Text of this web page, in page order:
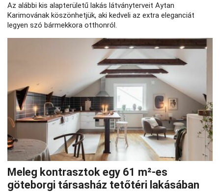
Az alábbi kis alapterületű lakás látványterveit Aytan
Karimovának köszönhetjük, aki kedveli az extra eleganciát
legyen szó bármekkora otthonról.
Meleg kontrasztok egy 61 m²-es
göteborgi társasház tetőtéri lakásában